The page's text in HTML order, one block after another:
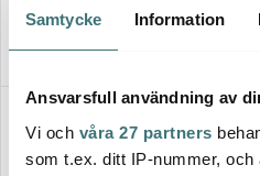
Samtycke Information
Ansvarsfull användning av
Vi och våra 27 partners
som t.ex. ditt IP-nummer,